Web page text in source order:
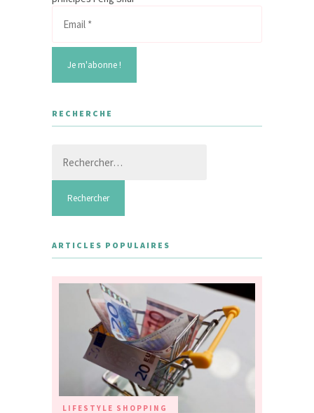
RECHERCHE
ARTICLES POPULAIRES
LIFESTYLE SHOPPING